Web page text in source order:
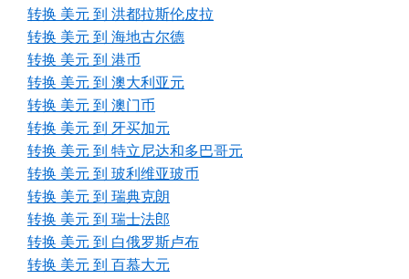
转换 美元 到 洪都拉斯伦皮拉
转换 美元 到 海地古尔德
转换 美元 到 港币
转换 美元 到 澳大利亚元
转换 美元 到 澳门币
转换 美元 到 牙买加元
转换 美元 到 特立尼达和多巴哥元
转换 美元 到 玻利维亚玻币
转换 美元 到 瑞典克朗
转换 美元 到 瑞士法郎
转换 美元 到 白俄罗斯卢布
转换 美元 到 百慕大元